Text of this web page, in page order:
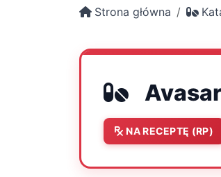
Strona główna
NA RECEPTĘ (RP)